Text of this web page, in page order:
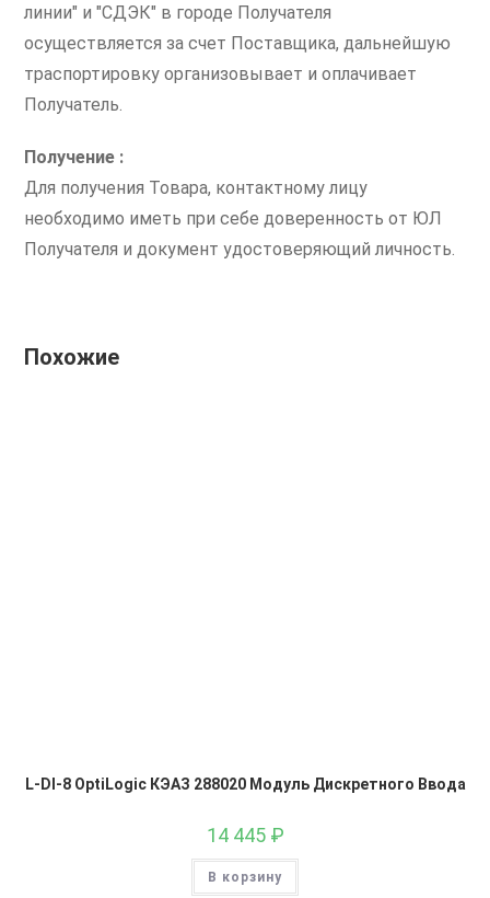
линии" и "СДЭК" в городе Получателя
осуществляется за счет Поставщика, дальнейшую
траспортировку организовывает и оплачивает
Получатель.
Получение :
Для получения Товара, контактному лицу
необходимо иметь при себе доверенность от ЮЛ
Получателя и документ удостоверяющий личность.
Похожие
L-DI-8 OptiLogic КЭАЗ 288020 Модуль Дискретного Ввода
14 445 ₽
В корзину